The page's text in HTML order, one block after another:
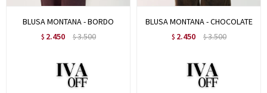
BLUSA MONTANA - BORDO
$ 2.450 $3.500
BLUSA MONTANA - CHOCOLATE
$ 2.450 $3.500